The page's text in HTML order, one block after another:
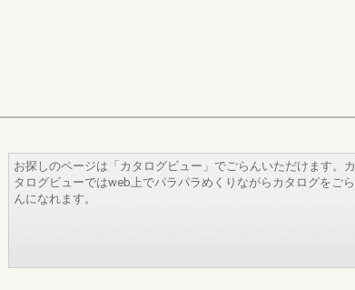
お探しのページは「カタログビュー」でごらんいただけます。カ
タログビューではweb上でパラパラめくりながらカタログをごら
んになれます。